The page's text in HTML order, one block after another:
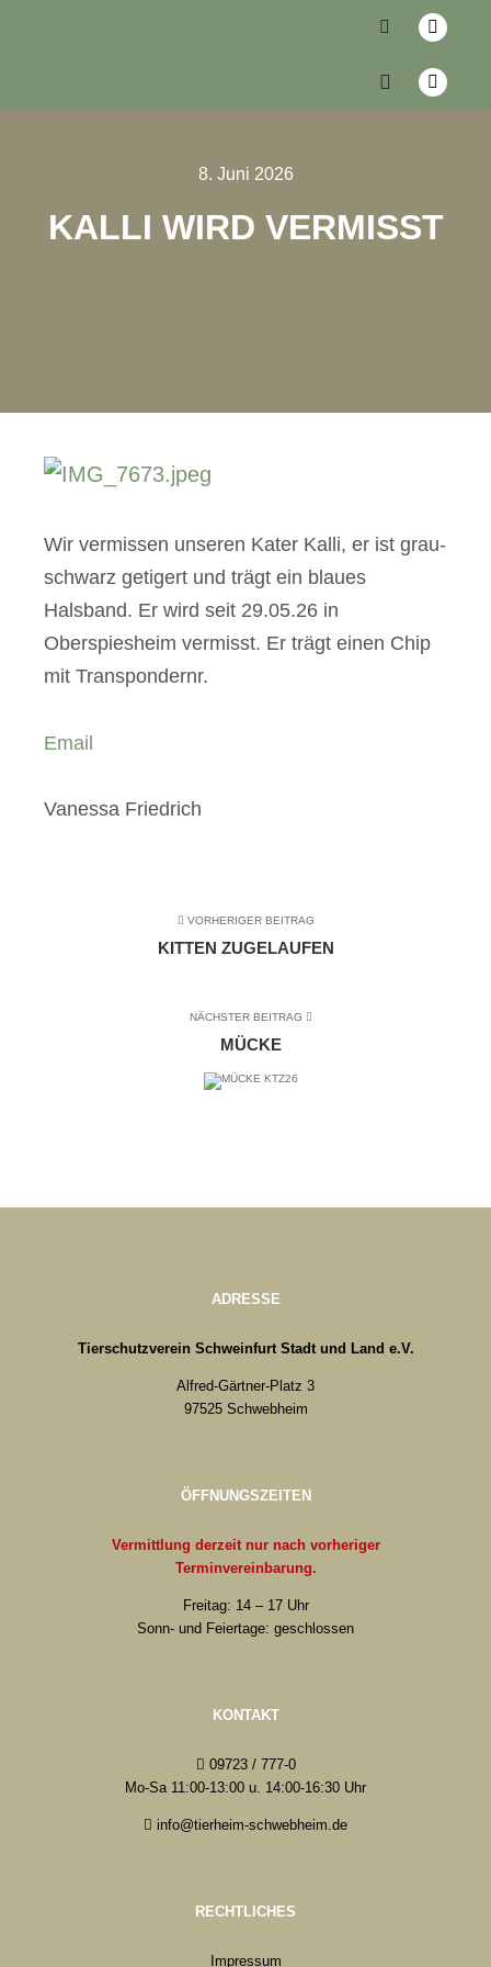
8. Juni 2026
KALLI WIRD VERMISST
Wir vermissen unseren Kater Kalli, er ist grau-
schwarz getigert und trägt ein blaues
Halsband. Er wird seit 29.05.26 in
Oberspiesheim vermisst. Er trägt einen Chip
mit Transpondernr.
Email
Vanessa Friedrich
VORHERIGER BEITRAG
KITTEN ZUGELAUFEN
NÄCHSTER BEITRAG
MÜCKE
ADRESSE
Tierschutzverein Schweinfurt Stadt und Land e.V.
Alfred-Gärtner-Platz 3
97525 Schwebheim
ÖFFNUNGSZEITEN
Vermittlung derzeit nur nach vorheriger
Terminvereinbarung.
Freitag: 14 – 17 Uhr
Sonn- und Feiertage: geschlossen
KONTAKT
09723 / 777-0
Mo-Sa 11:00-13:00 u. 14:00-16:30 Uhr
info@tierheim-schwebheim.de
RECHTLICHES
Impressum